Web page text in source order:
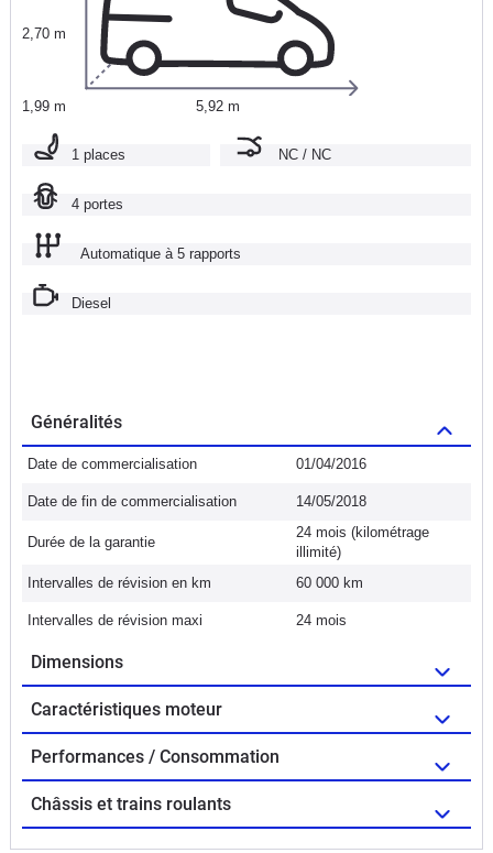
2,70 m
1,99 m 5,92 m
1 places NC / NC
4 portes
Automatique à 5 rapports
Diesel
Généralités
Date de commercialisation 01/04/2016
Date de fin de commercialisation 14/05/2018
Durée de la garantie
24 mois (kilométrage
illimité)
Intervalles de révision en km
60 000 km
Intervalles de révision maxi 24 mois
Dimensions
Caractéristiques moteur
Performances / Consommation
Châssis et trains roulants